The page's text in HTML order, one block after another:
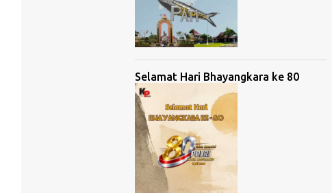
Selamat Hari Bhayangkara ke 80